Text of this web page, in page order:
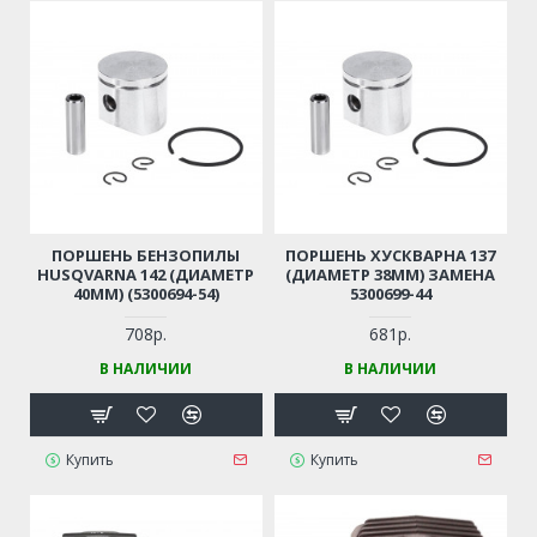
ПОРШЕНЬ БЕНЗОПИЛЫ
HUSQVARNA 142 (ДИАМЕТР
40ММ) (5300694-54)
708р.
В НАЛИЧИИ
Купить
ПОРШЕНЬ ХУСКВАРНА 137
(ДИАМЕТР 38ММ) ЗАМЕНА
5300699-44
681р.
В НАЛИЧИИ
Купить